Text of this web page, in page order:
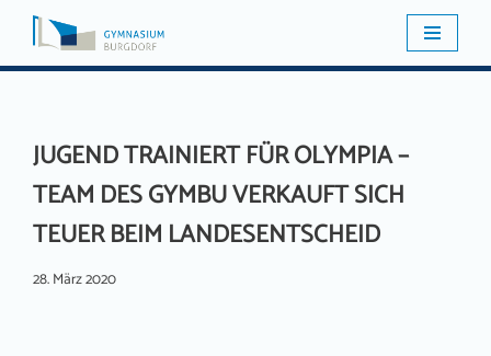
Zum
JUGEND TRAINIERT FÜR OLYMPIA –
TEAM DES GYMBU VERKAUFT SICH
TEUER BEIM LANDESENTSCHEID
28. März 2020